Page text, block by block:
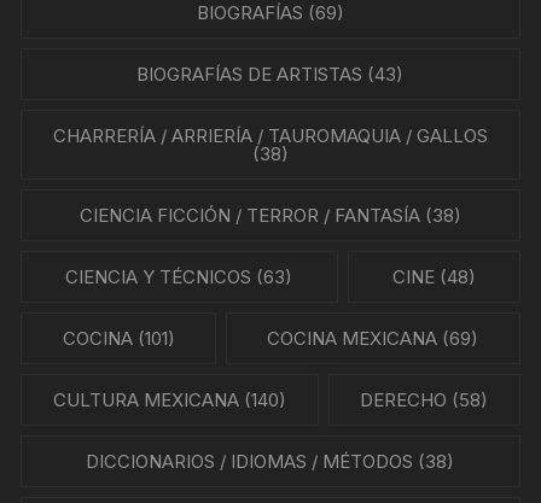
BIOGRAFÍAS (69)
BIOGRAFÍAS DE ARTISTAS (43)
CHARRERÍA / ARRIERÍA / TAUROMAQUIA / GALLOS
(38)
CIENCIA FICCIÓN / TERROR / FANTASÍA(38)
CIENCIA Y TÉCNICOS (63) CINE(48)
COCINA(101) COCINA MEXICANA (69)
CULTURA MEXICANA(140) DERECHO (58)
DICCIONARIOS / IDIOMAS / MÉTODOS (38)